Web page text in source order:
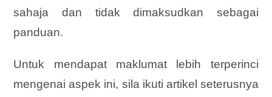
sahaja dan tidak dimaksudkan sebagai
panduan.
Untuk mendapat maklumat lebih terperinci
mengenai aspek ini, sila ikuti artikel seterusnya